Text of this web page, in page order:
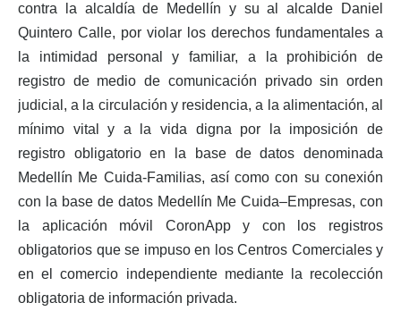
contra la alcaldía de Medellín y su al alcalde Daniel
Quintero Calle, por violar los derechos fundamentales a
la intimidad personal y familiar, a la prohibición de
registro de medio de comunicación privado sin orden
judicial, a la circulación y residencia, a la alimentación, al
mínimo vital y a la vida digna por la imposición de
registro obligatorio en la base de datos denominada
Medellín Me Cuida-Familias, así como con su conexión
con la base de datos Medellín Me Cuida–Empresas, con
la aplicación móvil CoronApp y con los registros
obligatorios que se impuso en los Centros Comerciales y
en el comercio independiente mediante la recolección
obligatoria de información privada.